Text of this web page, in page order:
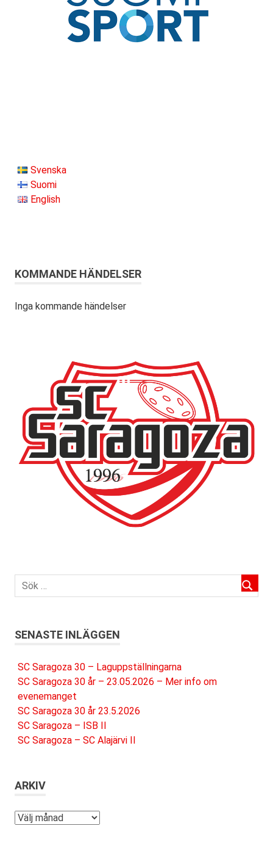
Svenska
Suomi
English
KOMMANDE HÄNDELSER
Inga kommande händelser
SENASTE INLÄGGEN
SC Saragoza 30 – Laguppställningarna
SC Saragoza 30 år – 23.05.2026 – Mer info om
evenemanget
SC Saragoza 30 år 23.5.2026
SC Saragoza – ISB II
SC Saragoza – SC Alajärvi II
ARKIV
Arkiv